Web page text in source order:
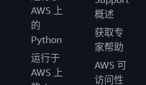
AWS 上
的
Python
运行于
AWS 上
概述
获取专
家帮助
AWS 可
访问性